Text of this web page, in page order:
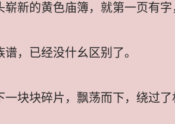
崭新的黄色庙簿，就第一页有
，已经没什幺区别了。
一块块碎片，飘荡而下，绕过